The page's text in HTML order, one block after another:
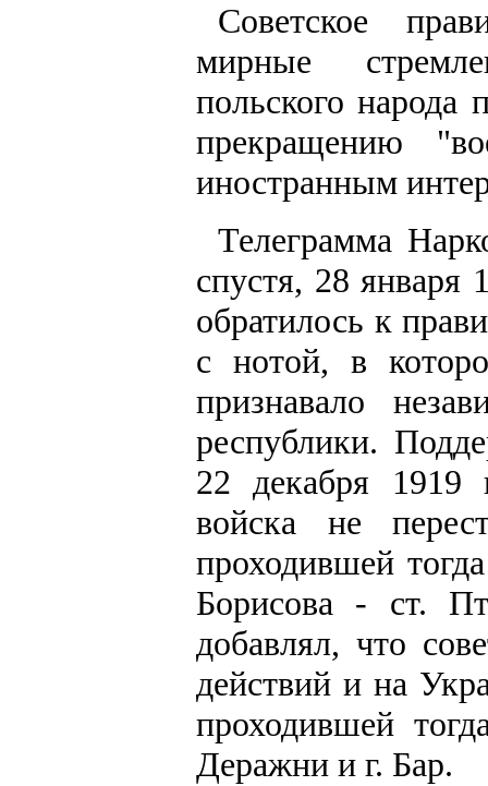
Советское
мирные
польского народа
прекращению
иностранным
Телеграмма
спустя, 28 января
обратилось к
с нотой, в
признавало
республики.
22 декабря 1919
войска не
проходившей
Борисова - ст.
добавлял, что
действий и на
проходившей
Деражни и г. Бар.